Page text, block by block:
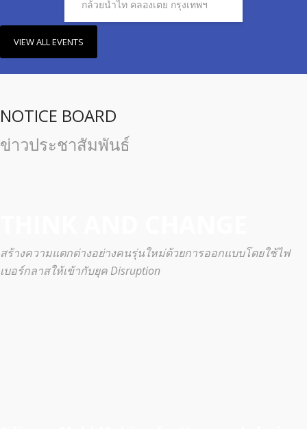
กล้วยน้ำไท คลองเตย กรุงเทพฯ
VIEW ALL EVENTS
NOTICE BOARD
ข่าวประชาสัมพันธ์
สร้างความแตกต่างอย่างคนรุ่นใหม่ด้วยการออกแบบโดยใช้ไฟ
เบอร์กลาสให้เข้ากับยุค Disruption